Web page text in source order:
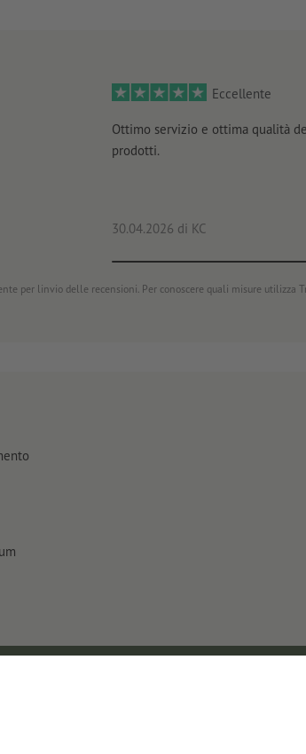
Eccellente
Ottimo servizio e ottima qualità
prodotti.
30.04.2026 di KC
per linvio delle recensioni. Per conoscere quali misure utilizza